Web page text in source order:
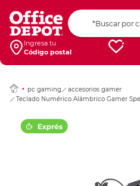
Ingresa tu
Código postal
pc gaming
accesorios gamer
Teclado Numérico Alámbrico Gamer